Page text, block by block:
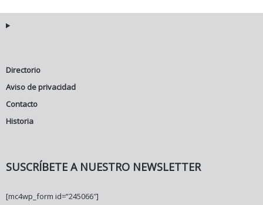
Directorio
Aviso de privacidad
Contacto
Historia
SUSCRÍBETE A NUESTRO NEWSLETTER
[mc4wp_form id=”245066″]